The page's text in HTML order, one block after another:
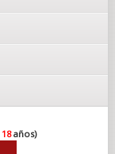
18años)